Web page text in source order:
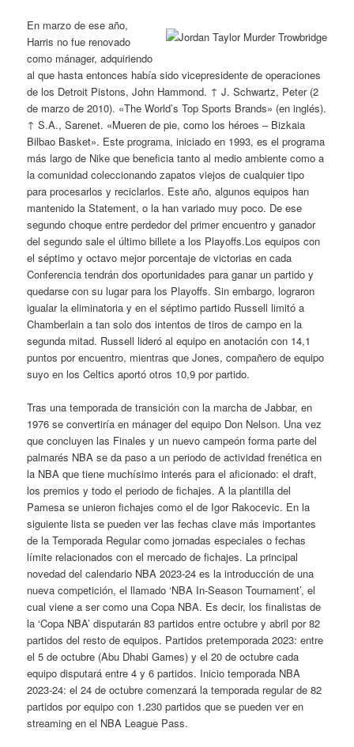
En marzo de ese año,
Harris no fue renovado
como mánager, adquiriendo
al que hasta entonces había sido vicepresidente de operaciones
de los Detroit Pistons, John Hammond. ↑ J. Schwartz, Peter (2
de marzo de 2010). «The World’s Top Sports Brands» (en inglés).
↑ S.A., Sarenet. «Mueren de pie, como los héroes – Bizkaia
Bilbao Basket». Este programa, iniciado en 1993, es el programa
más largo de Nike que beneficia tanto al medio ambiente como a
la comunidad coleccionando zapatos viejos de cualquier tipo
para procesarlos y reciclarlos. Este año, algunos equipos han
mantenido la Statement, o la han variado muy poco. De ese
segundo choque entre perdedor del primer encuentro y ganador
del segundo sale el último billete a los Playoffs.Los equipos con
el séptimo y octavo mejor porcentaje de victorias en cada
Conferencia tendrán dos oportunidades para ganar un partido y
quedarse con su lugar para los Playoffs. Sin embargo, lograron
igualar la eliminatoria y en el séptimo partido Russell limitó a
Chamberlain a tan solo dos intentos de tiros de campo en la
segunda mitad. Russell lideró al equipo en anotación con 14,1
puntos por encuentro, mientras que Jones, compañero de equipo
suyo en los Celtics aportó otros 10,9 por partido.
Tras una temporada de transición con la marcha de Jabbar, en
1976 se convertiría en mánager del equipo Don Nelson. Una vez
que concluyen las Finales y un nuevo campeón forma parte del
palmarés NBA se da paso a un periodo de actividad frenética en
la NBA que tiene muchísimo interés para el aficionado: el draft,
los premios y todo el periodo de fichajes. A la plantilla del
Pamesa se unieron fichajes como el de Igor Rakocevic. En la
siguiente lista se pueden ver las fechas clave más importantes
de la Temporada Regular como jornadas especiales o fechas
límite relacionados con el mercado de fichajes. La principal
novedad del calendario NBA 2023-24 es la introducción de una
nueva competición, el llamado ‘NBA In-Season Tournament’, el
cual viene a ser como una Copa NBA. Es decir, los finalistas de
la ‘Copa NBA’ disputarán 83 partidos entre octubre y abril por 82
partidos del resto de equipos. Partidos pretemporada 2023: entre
el 5 de octubre (Abu Dhabi Games) y el 20 de octubre cada
equipo disputará entre 4 y 6 partidos. Inicio temporada NBA
2023-24: el 24 de octubre comenzará la temporada regular de 82
partidos por equipo con 1.230 partidos que se pueden ver en
streaming en el NBA League Pass.